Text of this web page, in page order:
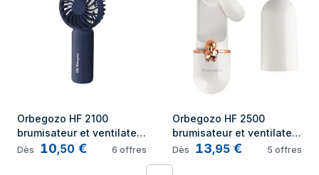
Orbegozo HF 2100
brumisateur et ventilateur
portable personnel Bleu
Dès 10,50 € 6 offres
Orbegozo HF 2500
brumisateur et ventilateur
portable personnel Or,
Dès 13,95 € 5 offres